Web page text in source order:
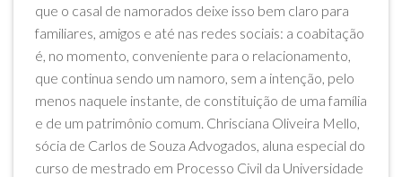
que o casal de namorados deixe isso bem claro para
familiares, amigos e até nas redes sociais: a coabitação
é, no momento, conveniente para o relacionamento,
que continua sendo um namoro, sem a intenção, pelo
menos naquele instante, de constituição de uma família
e de um patrimônio comum. Chrisciana Oliveira Mello,
sócia de Carlos de Souza Advogados, aluna especial do
curso de mestrado em Processo Civil da Universidade